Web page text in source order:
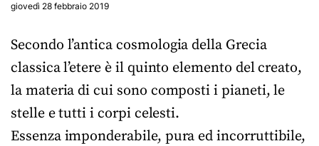
giovedì 28 febbraio 2019
Secondo l’antica cosmologia della Grecia
classica l’etere è il quinto elemento del creato,
la materia di cui sono composti i pianeti, le
stelle e tutti i corpi celesti.
Essenza imponderabile, pura ed incorruttibile,